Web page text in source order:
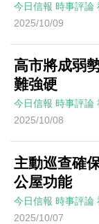
今日信報 時事評論
2025/10/09
高市將成弱
難強硬
今日信報 時事評論
2025/10/08
主動巡查確
公屋功能
今日信報 時事評論
2025/10/07